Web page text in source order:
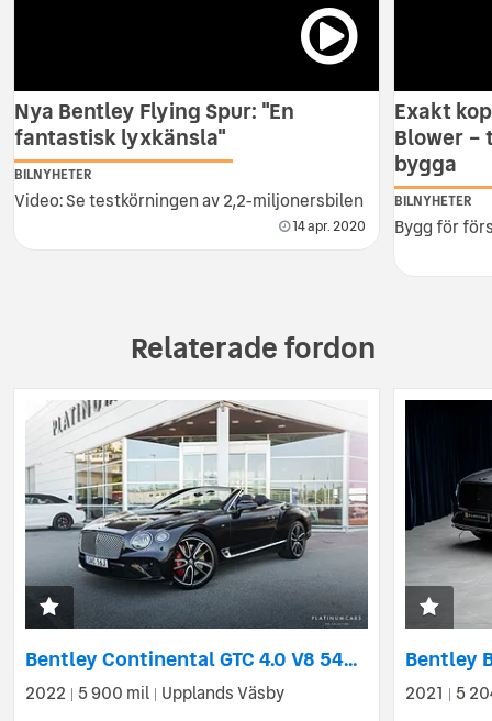
Nya Bentley Flying Spur: "En
fantastisk lyxkänsla"
BILNYHETER
Video: Se testkörningen av 2,2-miljonersbilen
14 apr. 2020
Exakt
Blower –
bygga
BILNYHETER
Bygg för
Relaterade fordon
Bentley Continental GTC 4.0 V8 549hk / Kolfiber / Sv.Såld / Massage
2022 5 900 mil Upplands Väsby 2021 5